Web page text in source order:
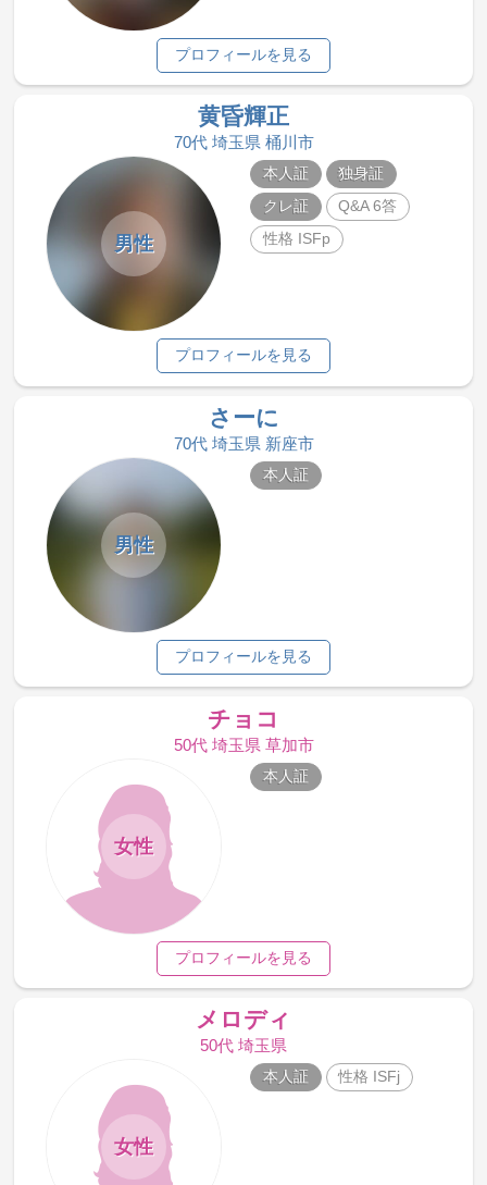
プロフィールを見る
黄昏輝正
70代 埼玉県 桶川市
男性
本人証
独身証
クレ証
Q&A 6答
性格 ISFp
プロフィールを見る
さーに
70代 埼玉県 新座市
男性
本人証
プロフィールを見る
チョコ
50代 埼玉県 草加市
女性
本人証
プロフィールを見る
メロディ
50代 埼玉県
女性
本人証 性格 ISFj